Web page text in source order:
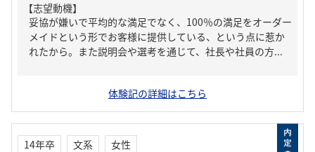
【志望動機】
妥協が嫌いで平均的な満足でなく、100％の満足をオーダー
メイドという形でお客様に提供している、という点に惹か
れたから。また説明会や選考を通じて、社長や社員の方...
体験記の詳細はこちら
14年卒 文系
女性